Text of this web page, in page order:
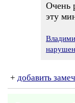
Очень
эту
+ добавить